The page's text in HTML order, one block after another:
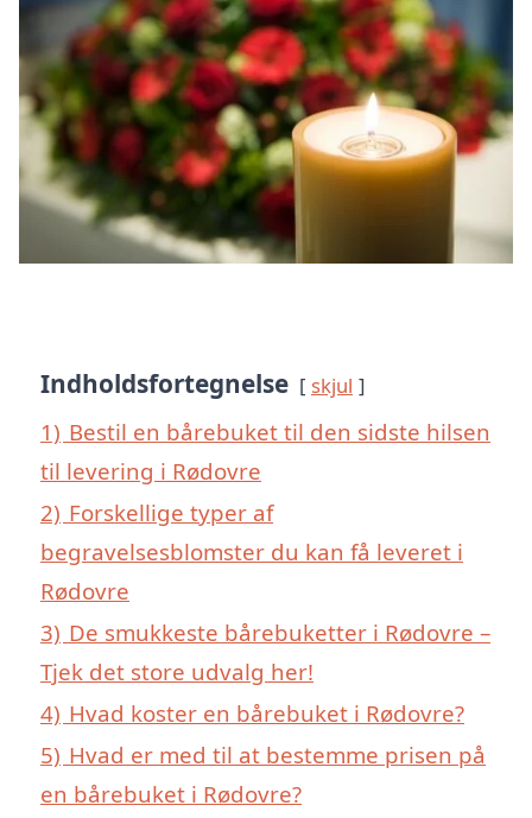
Indholdsfortegnelse skjul
1) Bestil en bårebuket til den sidste hilsen
til levering i Rødovre
2) Forskellige typer af
begravelsesblomster du kan få leveret i
Rødovre
3) De smukkeste bårebuketter i Rødovre –
Tjek det store udvalg her!
4) Hvad koster en bårebuket i Rødovre?
5) Hvad er med til at bestemme prisen på
en bårebuket i Rødovre?